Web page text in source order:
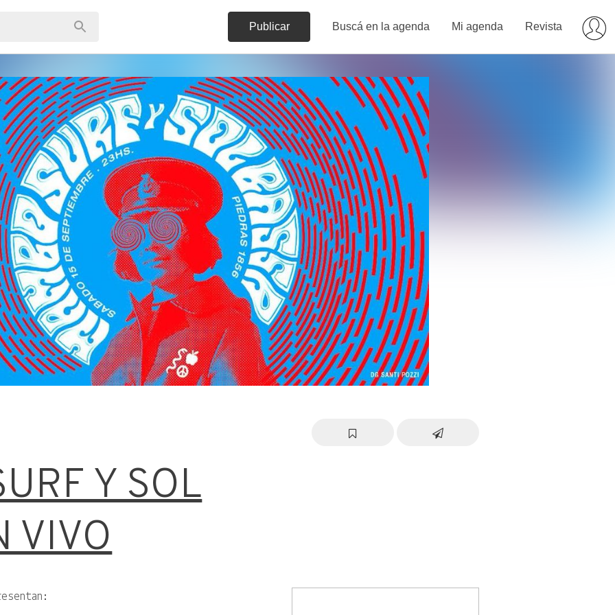
Publicar Buscá en la agenda Mi agenda Revista
Y SOL
VIVO